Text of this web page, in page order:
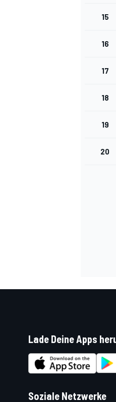
15
16
17
18
19
20
Lade Deine Apps
Soziale Netzwerke